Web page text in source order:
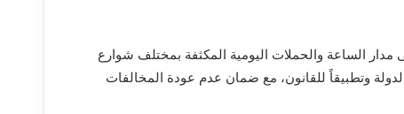
الساعة والحملات اليومية المكثفة بمختلف شوارع
وتطبيقاً للقانون، مع ضمان عدم عودة المخالفات